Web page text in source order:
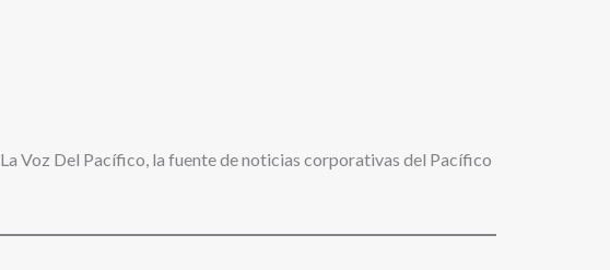
La Voz Del Pacífico, la fuente de noticias corporativas del Pacífico